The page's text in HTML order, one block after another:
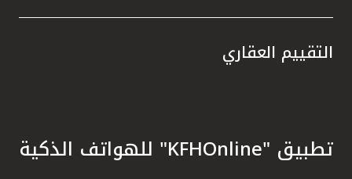
التقييم العقاري
تطبيق "KFHOnline" للهواتف الذكية